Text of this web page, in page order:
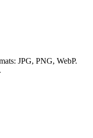
JPG, PNG, WebP.